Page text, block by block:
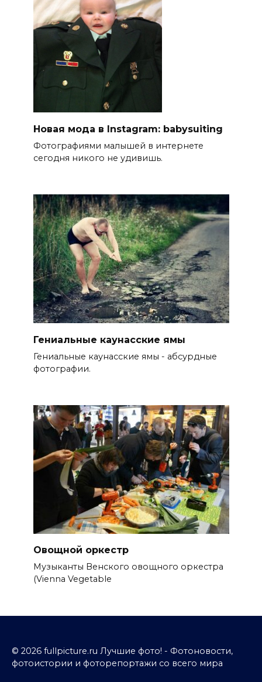
Новая мода в Instagram: babysuiting
Фотографиями малышей в интернете
сегодня никого не удивишь.
Гениальные каунасские ямы
Гениальные каунасские ямы - абсурдные
фотографии.
Овощной оркестр
Музыканты Венского овощного оркестра
(Vienna Vegetable
© 2026 fullpicture.ru Лучшие фото! - Фотоновости,
фотоистории и фоторепортажи со всего мира